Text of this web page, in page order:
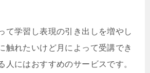
て学習し表現の引き出しを増やし
触れたいけど月によって受講でき
人にはおすすめのサービスです。